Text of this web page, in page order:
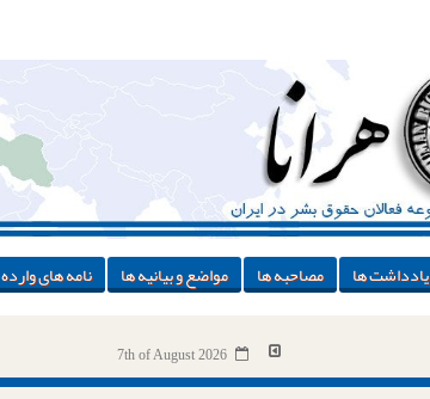
یادداشت ها مصاحبه ها مواضع و بیانیه ها نامه های وارده
7th of August 2026